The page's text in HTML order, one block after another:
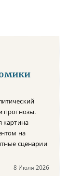
прогнозы.
картина
на
сценарии
8 Июля 2026